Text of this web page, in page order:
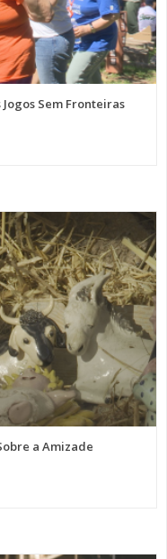
Jogos Sem Fronteiras
a Amizade